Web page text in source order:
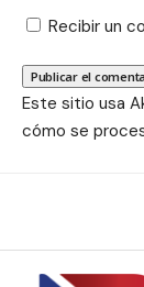
Recibir un
Este sitio usa
cómo se